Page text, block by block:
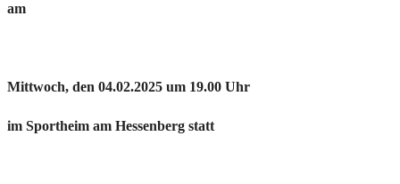
am
Mittwoch, den 04.02.2025 um 19.00 Uhr
im Sportheim am Hessenberg statt